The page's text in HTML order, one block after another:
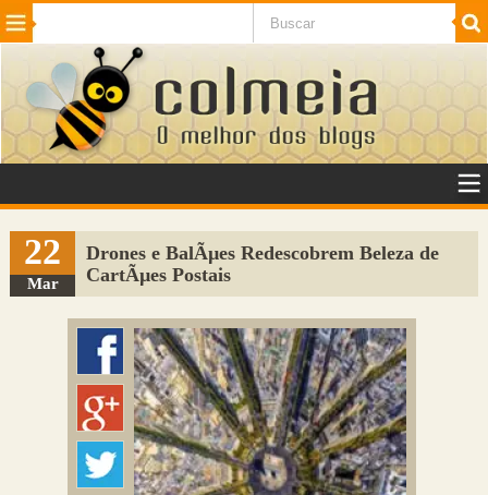
Beleza Cinema e TV
Internet Jogos NotÃ­cias SaÃºde
VeÃ­culos Adulto
Sugerir Link
Adicionar Blog
Colmeia Exchange
Perguntas Frequentes
22
Mar
Drones e BalÃµes Redescobrem Beleza de
CartÃµes Postais